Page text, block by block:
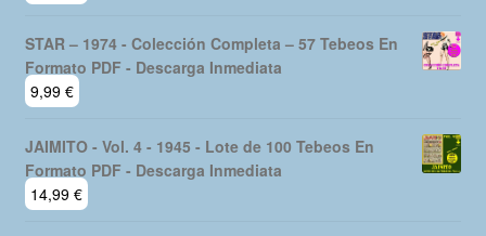
STAR – 1974 - Colección Completa – 57 Tebeos En
Formato PDF - Descarga Inmediata
9,99 €
JAIMITO - Vol. 4 - 1945 - Lote de 100 Tebeos En
Formato PDF - Descarga Inmediata
14,99 €